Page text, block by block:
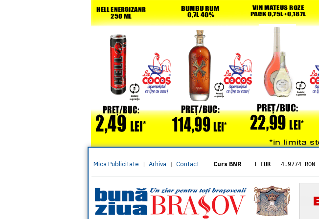
Mica Publicitate | Arhiva | Contact Curs BNR 1 EUR = 4.9774 RON
= 5.8304 RON
1 XAU= 464.4611 RON
1 AED= 1.1933 RON
1 AUD= 2.7957 RON
1 BGN= 2.5449 RON